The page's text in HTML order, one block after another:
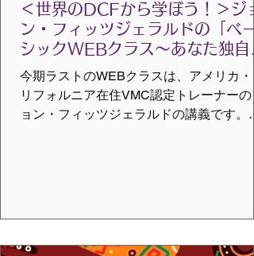
＜世界のDCFから学ぼう！＞ジョ
ン・フィッツジェラルドの「ベー
シックWEBクラス～あなた独自
『プレゼンス』を育む～」を開催
します
今期ラストのWEBクラスは、アメリカ・
リフォルニア在住VMC認定トレーナーの
ョン・フィッツジェラルドの講義です。タ
生：1,000円 ※会員は、アーカイブ動画を